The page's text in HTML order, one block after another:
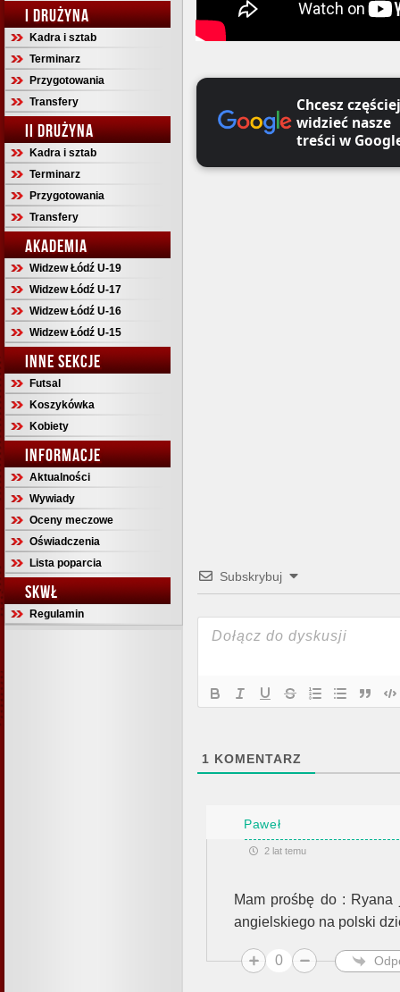
I DRUŻYNA
Kadra i sztab
Terminarz
Przygotowania
Transfery
II DRUŻYNA
Kadra i sztab
Terminarz
Przygotowania
Transfery
AKADEMIA
Widzew Łódź U-19
Widzew Łódź U-17
Widzew Łódź U-16
Widzew Łódź U-15
INNE SEKCJE
Futsal
Koszykówka
Kobiety
INFORMACJE
Aktualności
Wywiady
Oceny meczowe
Oświadczenia
Lista poparcia
SKWŁ
Regulamin
Chcesz częściej
widzieć nasze
treści w
Subskrybuj
1 KOMENTARZ
Paweł
2 lat temu
Mam prośbę do : Ryana
angielskiego na polski
0